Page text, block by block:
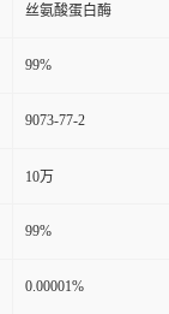
丝氨酸蛋白酶
99%
9073-77-2
10万
99%
0.00001%